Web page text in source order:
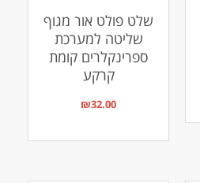
שלט פולט אור מגוף
שליטה למערכת
ספרינקלרים קומת
קרקע
₪32.00